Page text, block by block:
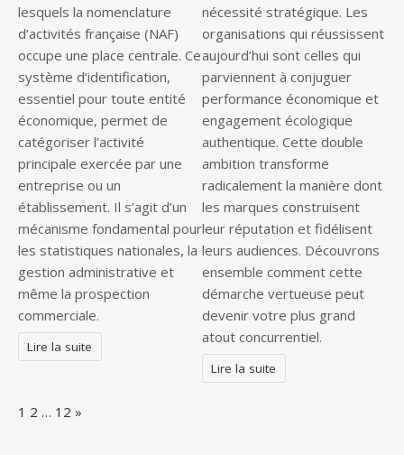
lesquels la nomenclature
d’activités française (NAF)
occupe une place centrale. Ce
système d’identification,
essentiel pour toute entité
économique, permet de
catégoriser l’activité
principale exercée par une
entreprise ou un
établissement. Il s’agit d’un
mécanisme fondamental pour
les statistiques nationales, la
gestion administrative et
même la prospection
commerciale.
Lire la suite
nécessité stratégique. Les
organisations qui réussissent
aujourd’hui sont celles qui
parviennent à conjuguer
performance économique et
engagement écologique
authentique. Cette double
ambition transforme
radicalement la manière dont
les marques construisent
leur réputation et fidélisent
leurs audiences. Découvrons
ensemble comment cette
démarche vertueuse peut
devenir votre plus grand
atout concurrentiel.
Lire la suite
Page:
1 2 … 12 Next
»